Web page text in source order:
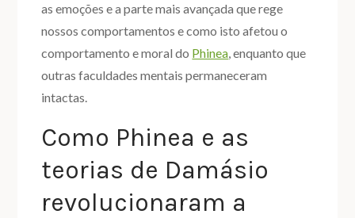
as emoções e a parte mais avançada que rege
nossos comportamentos e como isto afetou o
comportamento e moral do Phinea, enquanto que
outras faculdades mentais permaneceram
intactas.
Como Phinea e as
teorias de Damásio
revolucionaram a